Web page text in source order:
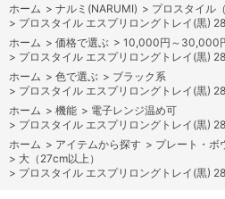
ホーム > ナルミ(NARUMI) > プロスタイル
> プロスタイル エスプリロングトレイ(黒)
ホーム > 価格で選ぶ > 10,000円～30,000
> プロスタイル エスプリロングトレイ(黒)
ホーム > 色で選ぶ > ブラック系
> プロスタイル エスプリロングトレイ(黒)
ホーム > 機能 > 電子レンジ温め可
> プロスタイル エスプリロングトレイ(黒)
ホーム > アイテムから探す > プレート・ボ
> 大（27cm以上）
> プロスタイル エスプリロングトレイ(黒)